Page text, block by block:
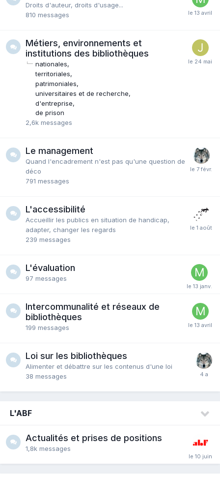
Droits d'auteur, droits d'usage...
810 messages
Métiers, environnements et
institutions des bibliothèques
nationales
territoriales
patrimoniales
universitaires et de recherche
d'entreprise
de prison
2,6k messages
Le management
Quand l'encadrement n'est pas qu'une question de
déco
791 messages
L'accessibilité
Accueillir les publics en situation de handicap,
adapter, changer les regards
239 messages
L'évaluation
97 messages
Intercommunalité et réseaux de
bibliothèques
199 messages
Loi sur les bibliothèques
Alimenter et débattre sur les contenus d'une loi
38 messages
L'ABF
Actualités et prises de positions
1,8k messages